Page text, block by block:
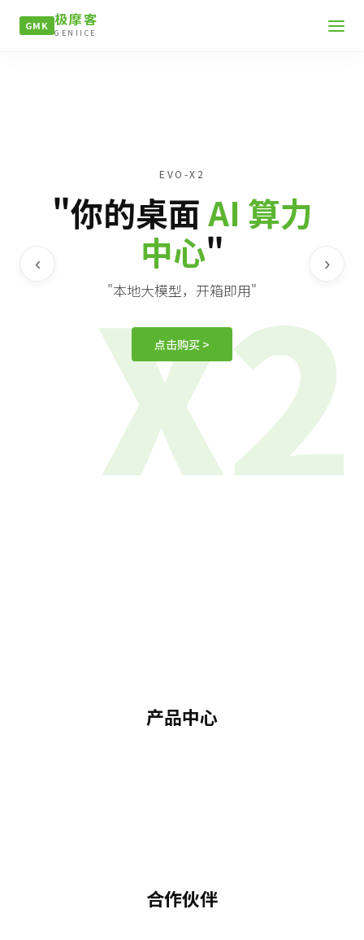
GMK 极摩客
GENIICE
X2
EVO-X2
"你的桌面AI 算力
中心"
"本地大模型，开箱即用"
点击购买 >
‹ ›
产品中心
合作伙伴